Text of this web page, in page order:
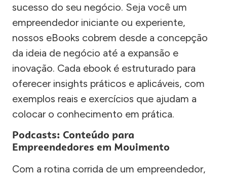
sucesso do seu negócio. Seja você um
empreendedor iniciante ou experiente,
nossos eBooks cobrem desde a concepção
da ideia de negócio até a expansão e
inovação. Cada ebook é estruturado para
oferecer insights práticos e aplicáveis, com
exemplos reais e exercícios que ajudam a
colocar o conhecimento em prática.
Podcasts: Conteúdo para
Empreendedores em Movimento
Com a rotina corrida de um empreendedor,